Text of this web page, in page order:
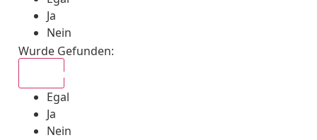
Ja
Nein
Wurde Gefunden:
Egal
Ja
Nein